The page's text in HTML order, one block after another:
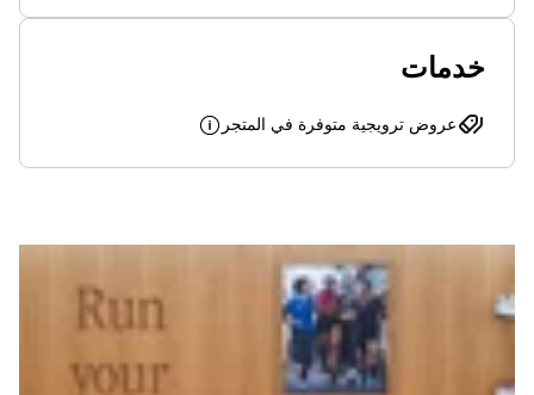
خدمات
عروض ترويجية متوفرة في المتجر